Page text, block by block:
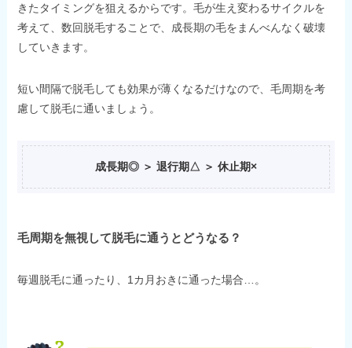
きたタイミングを狙えるからです。毛が生え変わるサイクルを
考えて、数回脱毛することで、成長期の毛をまんべんなく破壊
していきます。
短い間隔で脱毛しても効果が薄くなるだけなので、毛周期を考
慮して脱毛に通いましょう。
成長期◎ ＞ 退行期△ ＞ 休止期×
毛周期を無視して脱毛に通うとどうなる？
毎週脱毛に通ったり、1カ月おきに通った場合…。